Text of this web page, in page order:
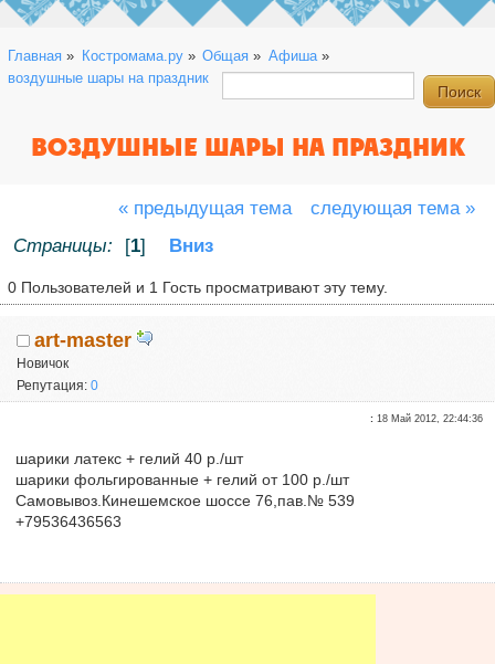
Главная » Костромама.ру» Общая » Афиша»
воздушные шары на праздник
ВОЗДУШНЫЕ ШАРЫ НА ПРАЗДНИК
« предыдущая тема
следующая тема »
Страницы:
[1] Вниз
0 Пользователей и 1 Гость просматривают эту тему.
art-master
Новичок
Репутация:0
:18 Май 2012, 22:44:36
шарики латекс + гелий 40 р./шт
шарики фольгированные + гелий от 100 р./шт
Самовывоз.Кинешемское шоссе 76,пав.№ 539
+79536436563